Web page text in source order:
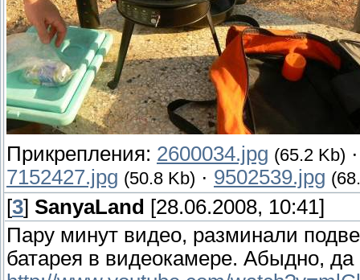
Прикрепления: 2600034.jpg (65.2 Kb)
7152427.jpg (50.8 Kb) · 9502539.jpg
[3] SanyaLand [28.06.2008, 10:41]
Пару минут видео, разминали
батарея в видеокамере. Абыдно, да